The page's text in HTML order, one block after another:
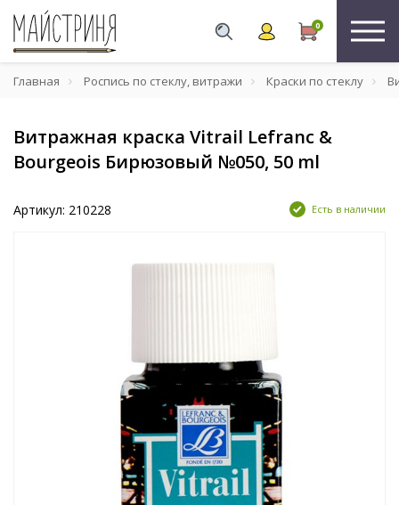
0
Главная Роспись по стеклу, витражи Краски по стеклу
Витражная краска Vitrail Lefranc &
Bourgeois Бирюзовый №050, 50 ml
Артикул: 210228 Есть в наличии